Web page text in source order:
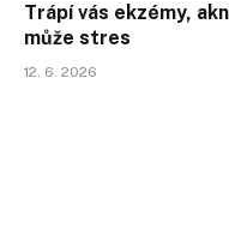
Trápí vás ekzémy,
může stres
12. 6. 2026